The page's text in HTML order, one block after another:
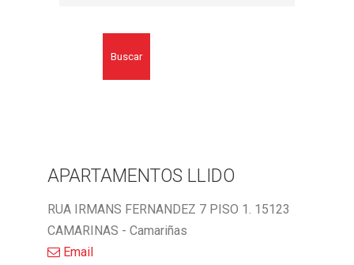
Buscar
APARTAMENTOS LLIDO
RUA IRMANS FERNANDEZ 7 PISO 1. 15123
CAMARINAS - Camariñas
Email